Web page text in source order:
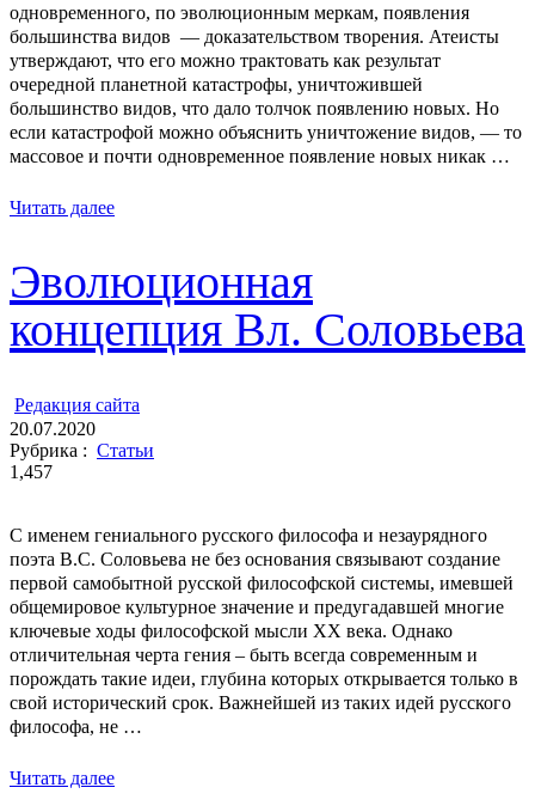
одновременного, по эволюционным меркам, появления
большинства видов ― доказательством творения. Атеисты
утверждают, что его можно трактовать как результат
очередной планетной катастрофы, уничтожившей
большинство видов, что дало толчок появлению новых. Но
если катастрофой можно объяснить уничтожение видов, ― то
массовое и почти одновременное появление новых никак …
Читать далее
Эволюционная
концепция Вл. Соловьева
Редакция cайта
20.07.2020
Рубрика : Статьи
1,457
С именем гениального русского философа и незаурядного
поэта В.С. Соловьева не без основания связывают создание
первой самобытной русской философской системы, имевшей
общемировое культурное значение и предугадавшей многие
ключевые ходы философской мысли ХХ века. Однако
отличительная черта гения – быть всегда современным и
порождать такие идеи, глубина которых открывается только в
свой исторический срок. Важнейшей из таких идей русского
философа, не …
Читать далее